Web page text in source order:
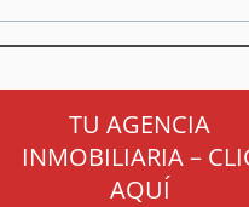
TU AGENCIA
INMOBILIARIA –
AQUÍ